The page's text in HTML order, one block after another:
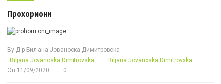
Прохормони
By Д-р Билјана Јованоска Димитровска
Biljana Jovanoska Dimitrovska
Biljana Jovanoska Dimitrovska
On 11/09/2020 0